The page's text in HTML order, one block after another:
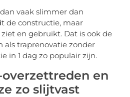
vaak slimmer dan
de constructie, maar
en gebruikt. Dat is ook de
als traprenovatie zonder
in 1 dag zo populair zijn.
en
zo slijtvast